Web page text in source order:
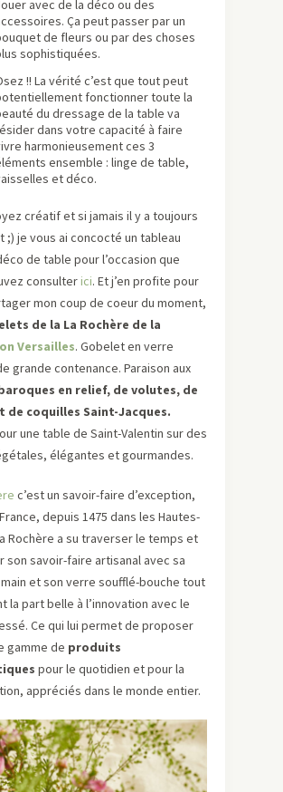
avec de la déco ou des
Ça peut passer par un
de fleurs ou par des choses
sophistiquées.
!! La vérité c’est que tout peut
fonctionner toute la
du dressage de la table va
dans votre capacité à faire
harmonieusement ces 3
ensemble : linge de table,
et déco.
créatif et si jamais il y a toujours
;) je vous ai concocté un tableau
de table pour l’occasion que
consulterici. Et j’en profite pour
mon coup de coeur du moment,
de la La Rochère de la
Versailles. Gobelet en verre
grande contenance. Paraison aux
en relief, de volutes, de
de coquilles Saint-Jacques.
une table de Saint-Valentin sur des
élégantes et gourmandes.
c’est un savoir-faire d’exception,
depuis 1475 dans les Hautes-
Rochère a su traverser le temps et
son savoir-faire artisanal avec sa
et son verre soufflé-bouche tout
la part belle à l’innovation avec le
Ce qui lui permet de proposer
gamme de produits
pour le quotidien et pour la
appréciés dans le monde entier.